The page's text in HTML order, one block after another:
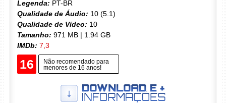
Legenda: PT-BR
Qualidade de Áudio: 10 (5.1)
Qualidade de Vídeo: 10
Tamanho: 971 MB | 1.94 GB
IMDb: 7,3
16
Não recomendado para
menores de 16 anos!